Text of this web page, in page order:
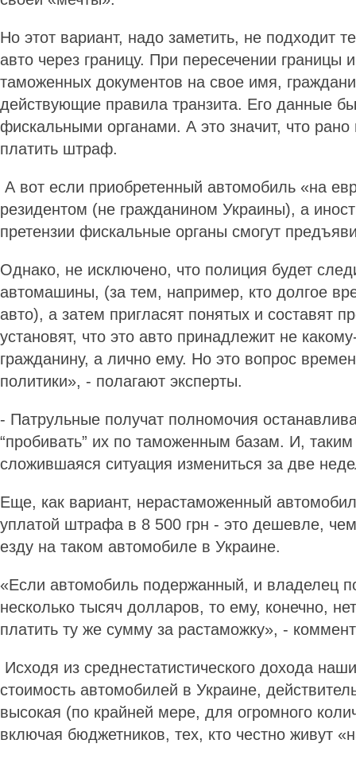
Но этот вариант, надо заметить, не подходит
авто через границу. При пересечении границы
таможенных документов на свое имя,
действующие правила транзита. Его данные
фискальными органами. А это значит, что рано
платить штраф.
А вот если приобретенный автомобиль «на
резидентом (не гражданином Украины), а
претензии фискальные органы смогут
Однако, не исключено, что полиция будет
автомашины, (за тем, например, кто долгое
авто), а затем пригласят понятых и составят
установят, что это авто принадлежит не
гражданину, а лично ему. Но это вопрос
политики», - полагают эксперты.
- Патрульные получат полномочия
“пробивать” их по таможенным базам. И,
сложившаяся ситуация измениться за две
Еще, как вариант, нерастаможенный
уплатой штрафа в 8 500 грн - это дешевле,
езду на таком автомобиле в Украине.
«Если автомобиль подержанный, и владелец
несколько тысяч долларов, то ему, конечно,
платить ту же сумму за растаможку», -
Исходя из среднестатистического дохода
стоимость автомобилей в Украине,
высокая (по крайней мере, для огромного
включая бюджетников, тех, кто честно живут